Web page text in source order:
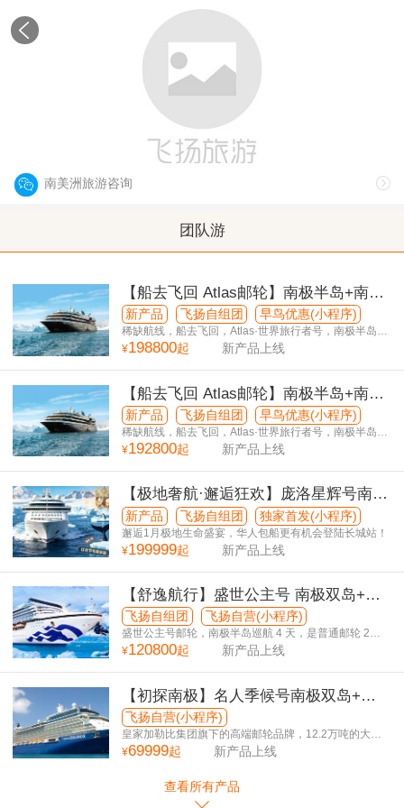
南美洲旅游咨询
团队游
【船去飞回 Atlas邮轮】南极半岛+南美
5国+滴滴喀喀湖40日游
新产品 飞扬自组团 早鸟优惠(小程序)
稀缺航线，船去飞回，Atlas·世界旅行者号，南极半岛停
留6天
¥198800起 新产品上线
【船去飞回 Atlas邮轮】南极半岛+南美
5国36天
新产品 飞扬自组团 早鸟优惠(小程序)
稀缺航线，船去飞回，Atlas·世界旅行者号，南极半岛停
留6天
¥192800起 新产品上线
【极地奢航·邂逅狂欢】庞洛星辉号南极
半岛+南美5国+巴西狂欢节 36日游
新产品 飞扬自组团 独家首发(小程序)
邂逅1月极地生命盛宴，华人包船更有机会登陆长城站！
¥199999起 新产品上线
【舒逸航行】盛世公主号 南极双岛+南
美5国38日游 复活节岛升级版
飞扬自组团 飞扬自营(小程序)
盛世公主号邮轮，南极半岛巡航 4 天，是普通邮轮 2
倍！
¥120800起 新产品上线
【初探南极】名人季候号南极双岛+南
美3国25日游
飞扬自营(小程序)
皇家加勒比集团旗下的高端邮轮品牌，12.2万吨的大型
邮轮，为您提供更平稳、丰富前往世界尽头的旅行体
¥69999起 新产品上线
查看所有产品